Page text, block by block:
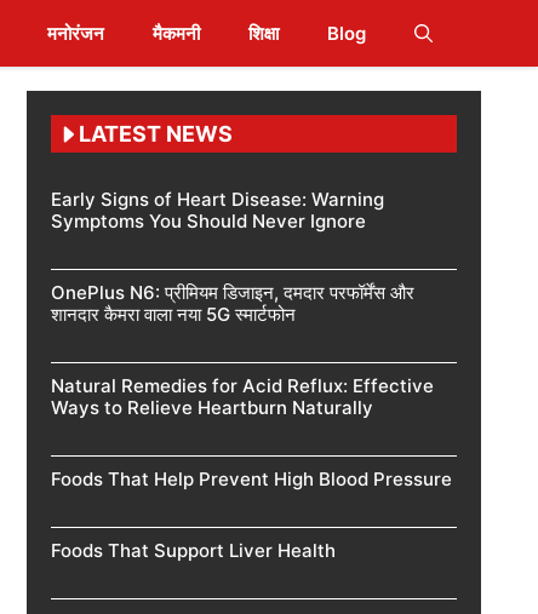
मनोरंजन मैकमनी शिक्षा Blog
LATEST NEWS
Early Signs of Heart Disease: Warning
Symptoms You Should Never Ignore
OnePlus N6: प्रीमियम डिजाइन, दमदार परफॉर्मेंस और
शानदार कैमरा वाला नया 5G स्मार्टफोन
Natural Remedies for Acid Reflux: Effective
Ways to Relieve Heartburn Naturally
Foods That Help Prevent High Blood Pressure
Foods That Support Liver Health